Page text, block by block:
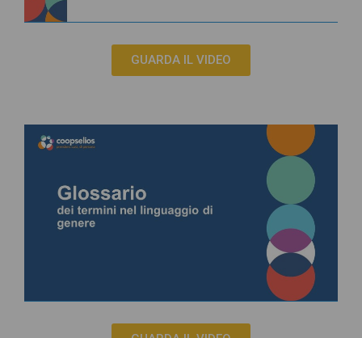
GUARDA IL VIDEO